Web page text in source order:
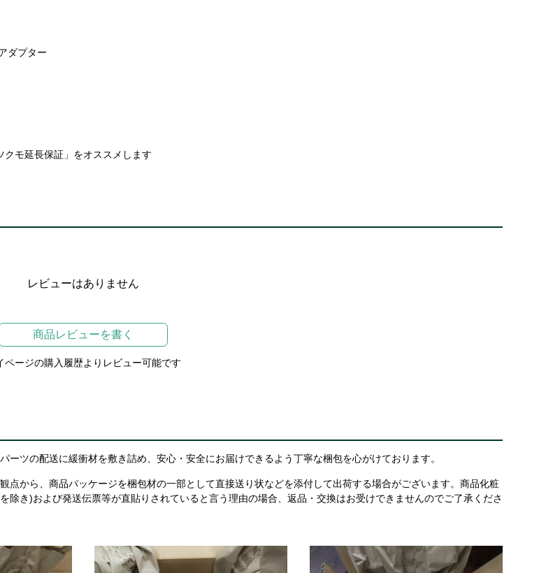
ダプター
モ延長保証」をオススメします
レビューはありません
商品レビューを書く
ページの購入履歴よりレビュー可能です
ツの配送に緩衝材を敷き詰め、安心・安全にお届けできるよう丁寧な梱包を心がけております。
から、商品パッケージを梱包材の一部として直接送り状などを添付して出荷する場合がございます。商品化粧
き)および発送伝票等が直貼りされていると言う理由の場合、返品・交換はお受けできませんのでご了承くださ